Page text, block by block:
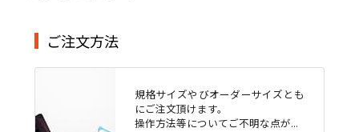
ご注文方法
規格サイズやびオーダーサイズとも
にご注文頂けます。
操作方法等についてご不明な点が...